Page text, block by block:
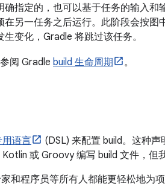
确指定的，也可以基于任务的输入和
在另一任务之后运行。此阶段会按
变化，Gradle 将跳过该任务。
阅 Gradle build 生命周期 。
语言
(DSL) 来配置 build。这种
或 Groovy 编写 build 文件，但
和程序员等所有人都能更轻松地为